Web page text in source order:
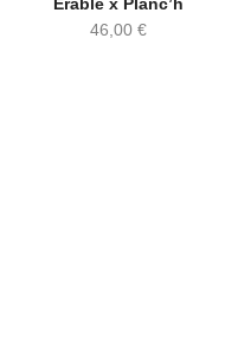
Erable x Planc’h
46,00€